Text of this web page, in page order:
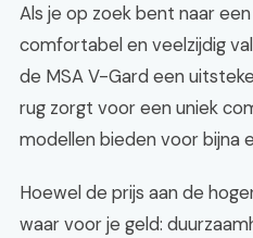
Als je op zoek bent naar
comfortabel en veelzijdig
de MSA V-Gard een
rug zorgt voor een uniek
modellen bieden voor bijna
Hoewel de prijs aan de
waar voor je geld: